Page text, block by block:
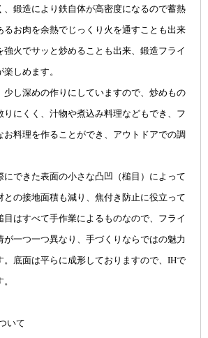
、鍛造により鉄自体が高密度になるので蓄熱
るお肉を余熱でじっくり火を通すことも出来
強火でサッと炒めることも出来、鍛造フライ
しめます。
少し深めの作りにしていますので、炒めもの
りにくく、汁物や煮込み料理などもでき、フ
お料理を作ることができ、アウトドアでの調
にできた表面の小さな凸凹（槌目）によって
との接地面積も減り、焦付き防止に役立って
目はすべて手作業によるものなので、フライ
が一つ一つ異なり、手づくりならではの魅力
。底面は平らに成形しておりますので、IHで
いて